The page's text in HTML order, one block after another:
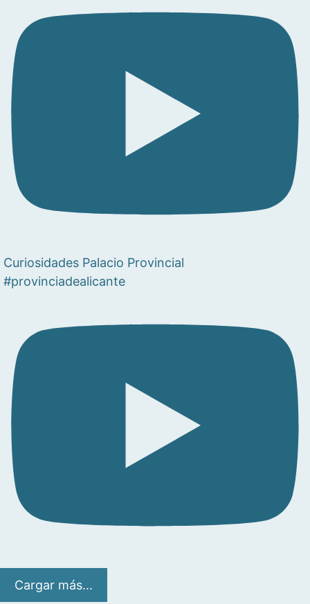
Curiosidades Palacio Provincial
#provinciadealicante
Cargar más...